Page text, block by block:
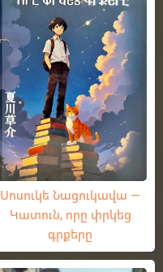
Սոսուկե Նացուկավա —
Կատուն, որը փրկեց
գրքերը